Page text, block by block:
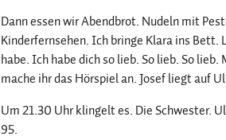
Dann essen wir Abendbrot. Nudeln mit
Kinderfernsehen. Ich bringe Klara ins Bett.
habe. Ich habe dich so lieb. So lieb. So
mache ihr das Hörspiel an. Josef liegt auf
Um 21.30 Uhr klingelt es. Die Schwester.
95.